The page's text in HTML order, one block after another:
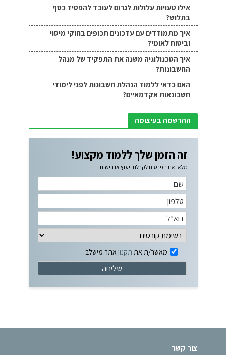
אילו טעויות עלולות לגרום לעובד להפסיד כסף
בתלוש?
איך מתמודדים עם עדכונים תכופים בחוקי מיסוי
וביטוח לאומי?
איך הטכנולוגיה משנה את התפקיד של מנהל
החשבונות?
האם כדאי ללמוד הנהלת חשבונות לפני לימודי
חשבונאות אקדמאיים?
ההרשמה בעיצומה
זה הזמן שלך ללמוד מקצוע!
מלאו את הפרטים לקבלת ייעוץ או רישום:
מאשר/ת את תקנון אתר מישלב
צור קשר